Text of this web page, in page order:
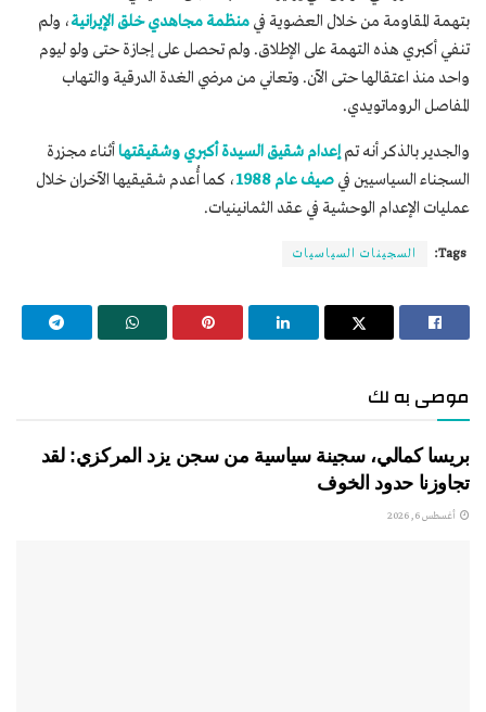
بتهمة المقاومة من خلال العضوية في منظمة مجاهدي خلق الإيرانية، ولم
تنفي أكبري هذه التهمة على الإطلاق. ولم تحصل على إجازة حتى ولو ليوم
واحد منذ اعتقالها حتى الآن. وتعاني من مرضي الغدة الدرقية والتهاب
المفاصل الروماتويدي.
والجدير بالذكر أنه تم إعدام شقيق السيدة أكبري وشقيقتهاأثناء مجزرة
السجناء السياسيين في صيف عام 1988
، كما أُعدم شقيقيها الآخران خلال
عمليات الإعدام الوحشية في عقد الثمانينيات.
Tags: السجينات السياسيات
موصى به لك
بريسا كمالي، سجينة سياسية من سجن يزد المركزي: لقد
تجاوزنا حدود الخوف
أغسطس 6, 2026